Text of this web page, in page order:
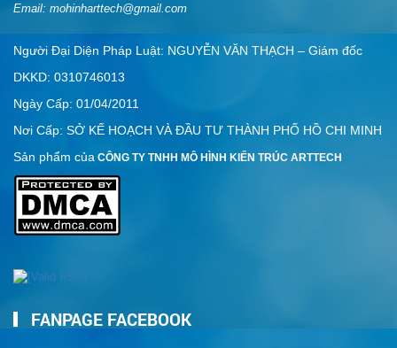
Email: mohinharttech@gmail.com
Người Đại Diện Pháp Luật: NGUYỄN VĂN THẠCH – Giám đốc
DKKD: 0310746013
Ngày Cấp: 01/04/2011
Nơi Cấp: SỞ KẾ HOẠCH VÀ ĐẦU TƯ THÀNH PHỐ HỒ CHI MINH
Sản phẩm của CÔNG TY TNHH MÔ HÌNH KIẾN TRÚC ARTTECH
FANPAGE FACEBOOK